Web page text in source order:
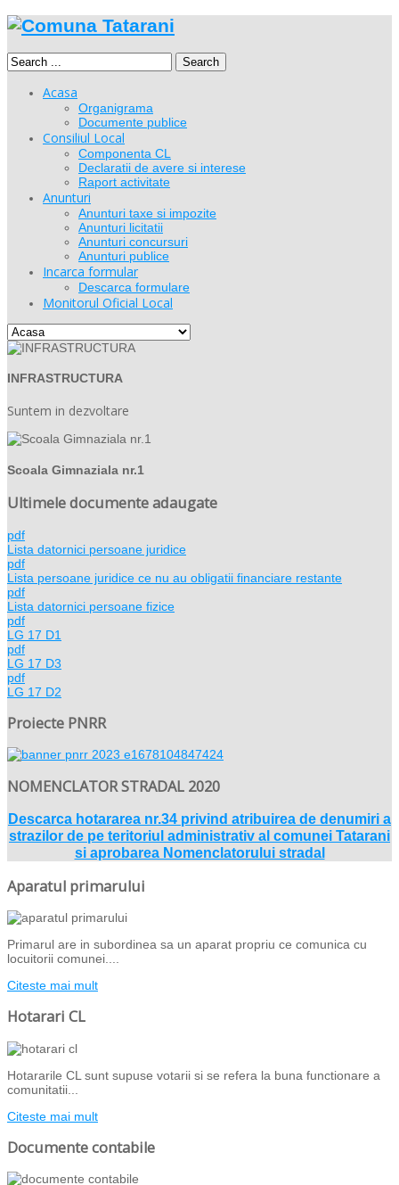
Search
Acasa
Organigrama
Documente publice
Consiliul Local
Componenta CL
Declaratii de avere si interese
Raport activitate
Anunturi
Anunturi taxe si impozite
Anunturi licitatii
Anunturi concursuri
Anunturi publice
Incarca formular
Descarca formulare
Monitorul Oficial Local
INFRASTRUCTURA
Suntem in dezvoltare
Scoala Gimnaziala nr.1
Ultimele documente adaugate
pdf
Lista datornici persoane juridice
pdf
Lista persoane juridice ce nu au obligatii financiare restante
pdf
Lista datornici persoane fizice
pdf
LG 17 D1
pdf
LG 17 D3
pdf
LG 17 D2
Proiecte PNRR
NOMENCLATOR STRADAL 2020
Descarca hotararea nr.34 privind atribuirea de denumiri a
strazilor de pe teritoriul administrativ al comunei Tatarani
si aprobarea Nomenclatorului stradal
Aparatul primarului
Primarul are in subordinea sa un aparat propriu ce comunica cu
locuitorii comunei....
Citeste mai mult
Hotarari CL
Hotararile CL sunt supuse votarii si se refera la buna functionare a
comunitatii...
Citeste mai mult
Documente contabile